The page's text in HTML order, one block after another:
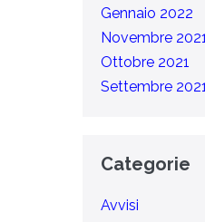
Gennaio 2022
Novembre
Ottobre 2021
Settembre
Categorie
Avvisi